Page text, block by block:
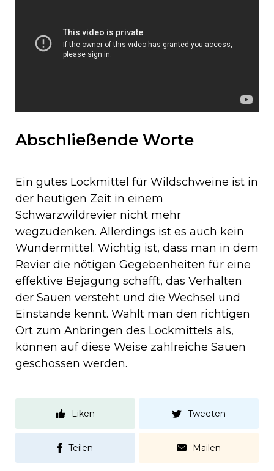
Abschließende Worte
Ein gutes Lockmittel für Wildschweine ist in
der heutigen Zeit in einem
Schwarzwildrevier nicht mehr
wegzudenken. Allerdings ist es auch kein
Wundermittel. Wichtig ist, dass man in dem
Revier die nötigen Gegebenheiten für eine
effektive Bejagung schafft, das Verhalten
der Sauen versteht und die Wechsel und
Einstände kennt. Wählt man den richtigen
Ort zum Anbringen des Lockmittels als,
können auf diese Weise zahlreiche Sauen
geschossen werden.
Liken Tweeten
Teilen Mailen